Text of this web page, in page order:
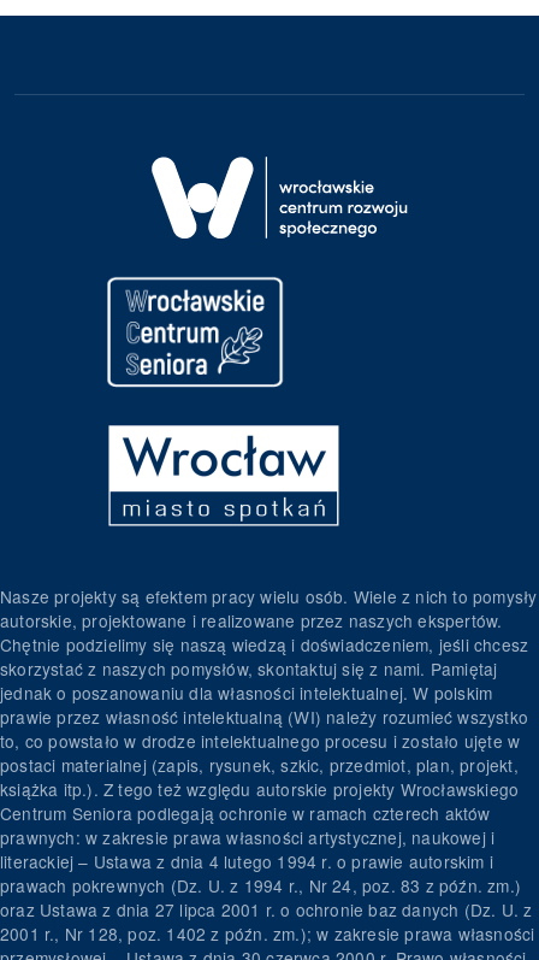
Nasze projekty są efektem pracy wielu osób. Wiele z nich to pomysły
autorskie, projektowane i realizowane przez naszych ekspertów.
Chętnie podzielimy się naszą wiedzą i doświadczeniem, jeśli chcesz
skorzystać z naszych pomysłów, skontaktuj się z nami. Pamiętaj
jednak o poszanowaniu dla własności intelektualnej. W polskim
prawie przez własność intelektualną (WI) należy rozumieć wszystko
to, co powstało w drodze intelektualnego procesu i zostało ujęte w
postaci materialnej (zapis, rysunek, szkic, przedmiot, plan, projekt,
książka itp.). Z tego też względu autorskie projekty Wrocławskiego
Centrum Seniora podlegają ochronie w ramach czterech aktów
prawnych: w zakresie prawa własności artystycznej, naukowej i
literackiej – Ustawa z dnia 4 lutego 1994 r. o prawie autorskim i
prawach pokrewnych (Dz. U. z 1994 r., Nr 24, poz. 83 z późn. zm.)
oraz Ustawa z dnia 27 lipca 2001 r. o ochronie baz danych (Dz. U. z
2001 r., Nr 128, poz. 1402 z późn. zm.); w zakresie prawa własności